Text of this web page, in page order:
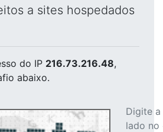
a sites hospedados
do IP 216.73.216.48,
abaixo.
Digite
lado no